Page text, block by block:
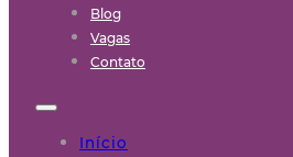
Blog
Vagas
Contato
Início